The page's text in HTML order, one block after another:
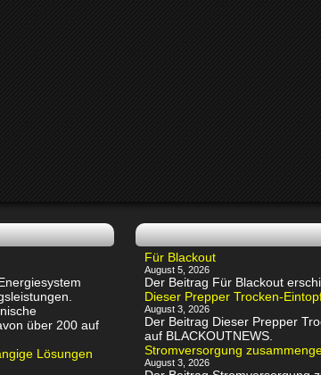
über 200 auf
Lösungen
Für Blackout
August 5, 2026
Der Beitrag Für Blackout
Dieser Prepper Trocken-
August 3, 2026
Der Beitrag Dieser Prepper
auf BLACKOUTNEWS.
Stromversorgung
August 3, 2026